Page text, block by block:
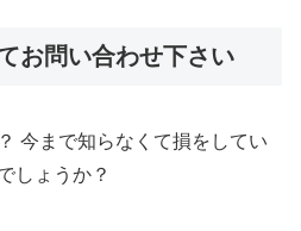
お問い合わせ下さい
今まで知らなくて損をしてい
しょうか？